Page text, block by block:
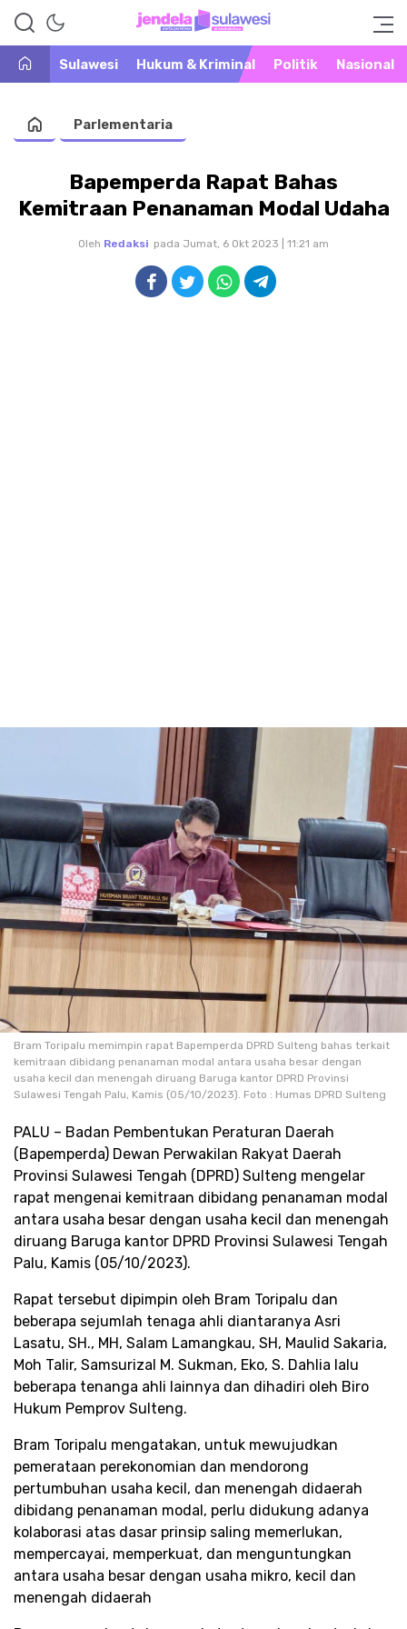
Jendela Sulawesi
Warta Peristiwa di Khatulistiwa
Sulawesi
Hukum & Kriminal Politik Nasional
Parlementaria
Bapemperda Rapat Bahas
Kemitraan Penanaman Modal Udaha
Oleh Redaksi pada Jumat, 6 Okt 2023 | 11:21 am
Bram Toripalu memimpin rapat Bapemperda DPRD Sulteng bahas terkait
kemitraan dibidang penanaman modal antara usaha besar dengan
usaha kecil dan menengah diruang Baruga kantor DPRD Provinsi
Sulawesi Tengah Palu, Kamis (05/10/2023). Foto : Humas DPRD Sulteng
PALU – Badan Pembentukan Peraturan Daerah
(Bapemperda) Dewan Perwakilan Rakyat Daerah
Provinsi Sulawesi Tengah (DPRD) Sulteng mengelar
rapat mengenai kemitraan dibidang penanaman modal
antara usaha besar dengan usaha kecil dan menengah
diruang Baruga kantor DPRD Provinsi Sulawesi Tengah
Palu, Kamis (05/10/2023).
Rapat tersebut dipimpin oleh Bram Toripalu dan
beberapa sejumlah tenaga ahli diantaranya Asri
Lasatu, SH., MH, Salam Lamangkau, SH, Maulid Sakaria,
Moh Talir, Samsurizal M. Sukman, Eko, S. Dahlia lalu
beberapa tenanga ahli lainnya dan dihadiri oleh Biro
Hukum Pemprov Sulteng.
Bram Toripalu mengatakan, untuk mewujudkan
pemerataan perekonomian dan mendorong
pertumbuhan usaha kecil, dan menengah didaerah
dibidang penanaman modal, perlu didukung adanya
kolaborasi atas dasar prinsip saling memerlukan,
mempercayai, memperkuat, dan menguntungkan
antara usaha besar dengan usaha mikro, kecil dan
menengah didaerah